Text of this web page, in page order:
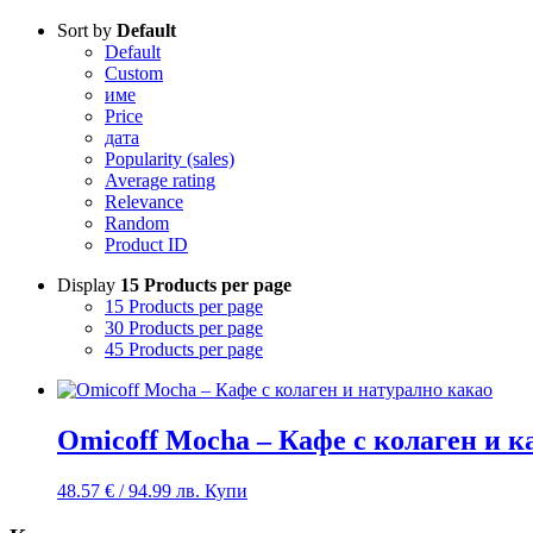
Sort by Default
Default
Custom
име
Price
дата
Popularity (sales)
Average rating
Relevance
Random
Product ID
Display 15 Products per page
15 Products per page
30 Products per page
45 Products per page
Omicoff Mocha – Кафе с колаген и
48.57 € / 94.99 лв. Купи